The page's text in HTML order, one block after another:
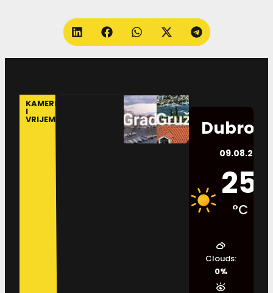
KAMERE
I
VRIJEME
09.08.2026.
25
°C
Clouds:
0%